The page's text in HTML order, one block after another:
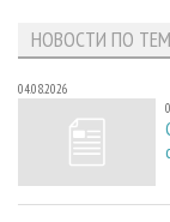
НОВОСТИ ПО
04.08.2026